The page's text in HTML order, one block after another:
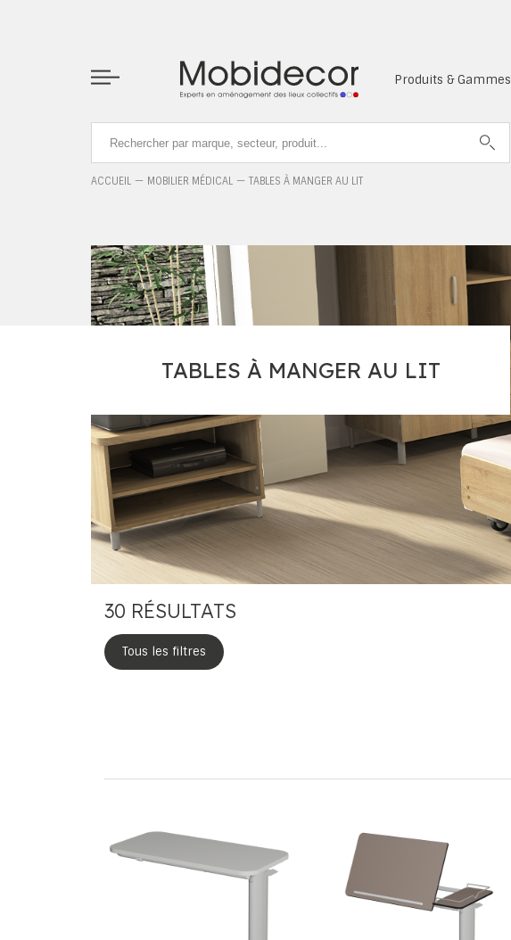
Produits & Gammes
ACCUEIL MOBILIER MÉDICAL TABLES À MANGER AU LIT
TABLES À MANGER AU LIT
30 RÉSULTATS
Tous les filtres